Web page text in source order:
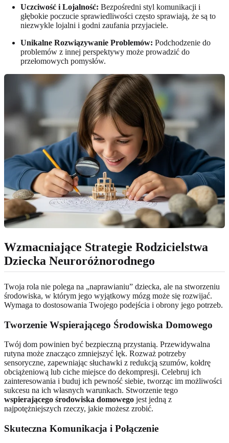
Uczciwość i Lojalność: Bezpośredni styl komunikacji i
głębokie poczucie sprawiedliwości często sprawiają, że są to
niezwykle lojalni i godni zaufania przyjaciele.
Unikalne Rozwiązywanie Problemów: Podchodzenie do
problemów z innej perspektywy może prowadzić do
przełomowych pomysłów.
Wzmacniające Strategie Rodzicielstwa
Dziecka Neuroróżnorodnego
Twoja rola nie polega na „naprawianiu” dziecka, ale na stworzeniu
środowiska, w którym jego wyjątkowy mózg może się rozwijać.
Wymaga to dostosowania Twojego podejścia i obrony jego potrzeb.
Tworzenie Wspierającego Środowiska Domowego
Twój dom powinien być bezpieczną przystanią. Przewidywalna
rutyna może znacząco zmniejszyć lęk. Rozważ potrzeby
sensoryczne, zapewniając słuchawki z redukcją szumów, kołdrę
obciążeniową lub ciche miejsce do dekompresji. Celebruj ich
zainteresowania i buduj ich pewność siebie, tworząc im możliwości
sukcesu na ich własnych warunkach. Stworzenie tego
wspierającego środowiska domowego jest jedną z
najpotężniejszych rzeczy, jakie możesz zrobić.
Skuteczna Komunikacja i Połączenie